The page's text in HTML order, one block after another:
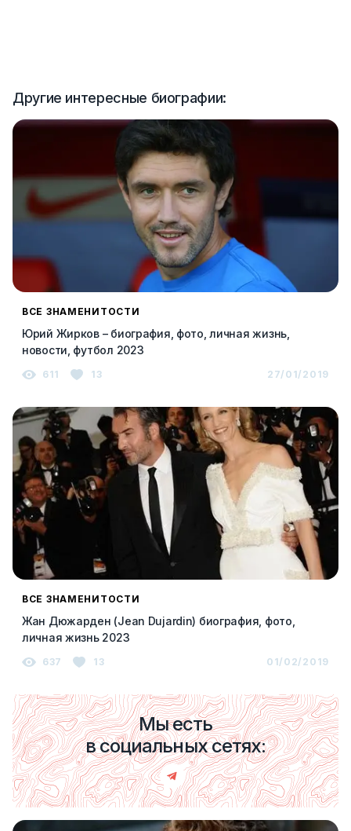
Другие интересные биографии:
ВСЕ ЗНАМЕНИТОСТИ
Юрий Жирков – биография, фото, личная жизнь,
новости, футбол 2023
611 13 27/01/2019
ВСЕ ЗНАМЕНИТОСТИ
Жан Дюжарден (Jean Dujardin) биография, фото,
личная жизнь 2023
637 13 01/02/2019
Мы есть
в социальных сетях: